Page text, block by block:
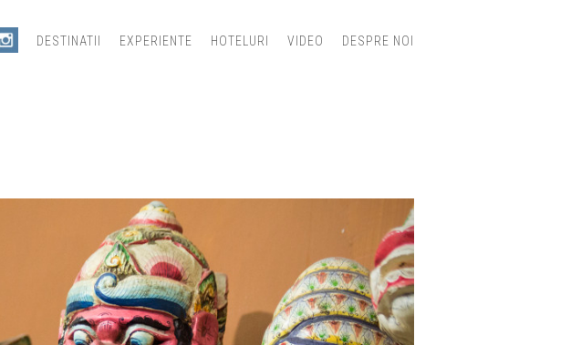
DESTINATII EXPERIENTE HOTELURI VIDEO DESPRE NOI